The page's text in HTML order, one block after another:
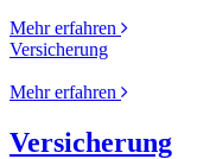
Mehr erfahren
Versicherung
Mehr erfahren
Versicherung